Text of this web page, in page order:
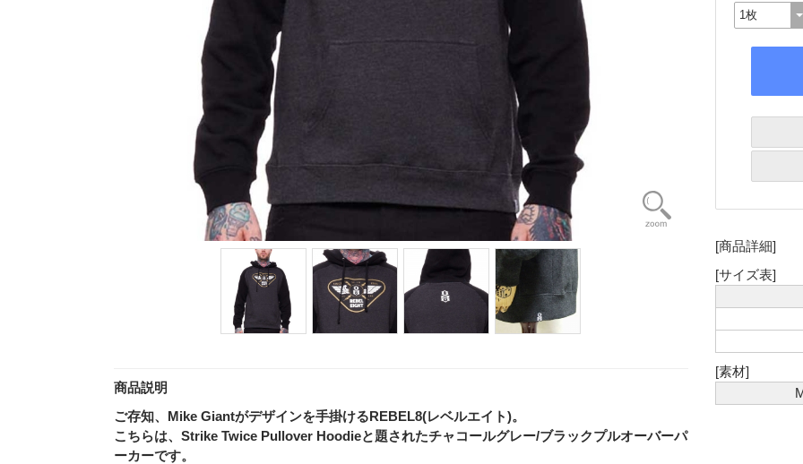
商品説明
ご存知、Mike Giantがデザインを手掛けるREBEL8(レベルエイト)。
こちらは、Strike Twice Pullover Hoodieと題されたチャコールグレー/ブラックプルオーバーパ
ーカーです。
[商品詳細]
[サイズ表]
[素材]